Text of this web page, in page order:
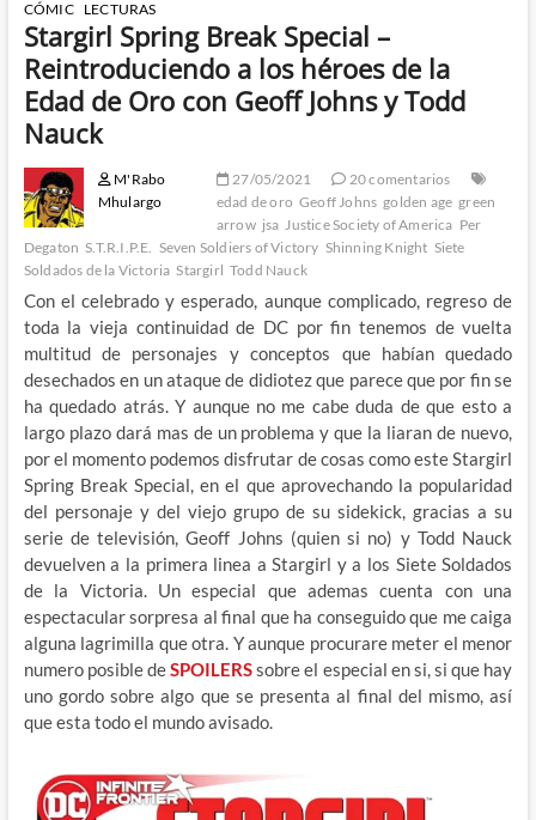
CÓMIC LECTURAS
Stargirl Spring Break Special –
Reintroduciendo a los héroes de la
Edad de Oro con Geoff Johns y Todd
Nauck
M'Rabo
Mhulargo
27/05/2021
20 comentarios
edad de oro Geoff Johns golden age green
arrow jsa Justice Society of America Per
Degaton S.T.R.I.P.E. Seven Soldiers of Victory Shinning Knight Siete
Soldados de la Victoria Stargirl Todd Nauck
Con el celebrado y esperado, aunque complicado, regreso de
toda la vieja continuidad de DC por fin tenemos de vuelta
multitud de personajes y conceptos que habían quedado
desechados en un ataque de didiotez que parece que por fin se
ha quedado atrás. Y aunque no me cabe duda de que esto a
largo plazo dará mas de un problema y que la liaran de nuevo,
por el momento podemos disfrutar de cosas como este Stargirl
Spring Break Special, en el que aprovechando la popularidad
del personaje y del viejo grupo de su sidekick, gracias a su
serie de televisión, Geoff Johns (quien si no) y Todd Nauck
devuelven a la primera linea a Stargirl y a los Siete Soldados
de la Victoria. Un especial que ademas cuenta con una
espectacular sorpresa al final que ha conseguido que me caiga
alguna lagrimilla que otra. Y aunque procurare meter el menor
numero posible deSPOILERSsobre el especial en si, si que hay
uno gordo sobre algo que se presenta al final del mismo, así
que esta todo el mundo avisado.